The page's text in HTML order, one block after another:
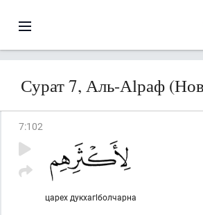
Сурат 7, Аль-Аlраф
7:102
царех дукхагlболчарна